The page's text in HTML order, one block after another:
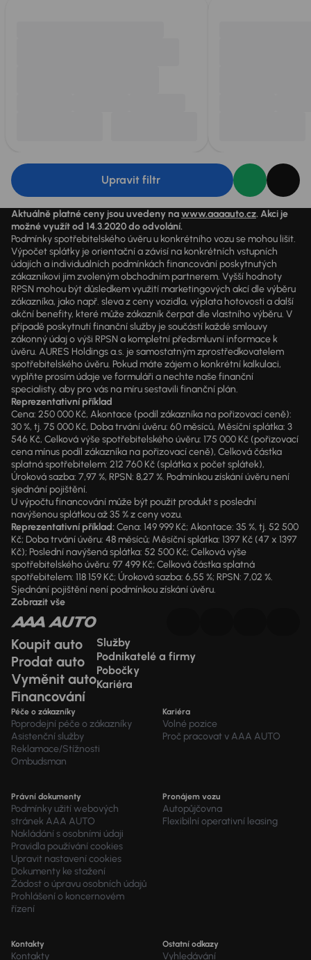
Upravit filtr
Aktuálně platné ceny jsou uvedeny nawww.aaaauto.cz. Akci je
možné využít od 14.3.2020 do odvolání.
Podmínky spotřebitelského úvěru u konkrétního vozu se mohou lišit.
Výpočet splátky je orientační a závisí na konkrétních vstupních
údajích a individuálních podmínkách financování poskytnutých
zákazníkovi jim zvoleným obchodním partnerem. Vyšší hodnoty
RPSN mohou být důsledkem využití marketingových akcí dle výběru
zákazníka, jako např. sleva z ceny vozidla, výplata hotovosti a další
akční benefity, které může zákazník čerpat dle vlastního výběru. V
případě poskytnutí finanční služby je součástí každé smlouvy
zákonný údaj o výši RPSN a kompletní předsmluvní informace k
úvěru. AURES Holdings a.s. je samostatným zprostředkovatelem
spotřebitelského úvěru. Pokud máte zájem o konkrétní kalkulaci,
vyplňte prosím údaje ve formuláři a nechte naše finanční
specialisty, aby pro vás na míru sestavili finanční plán.
Reprezentativní příklad
Cena: 250 000 Kč, Akontace (podíl zákazníka na pořizovací ceně):
30 %, tj. 75 000 Kč, Doba trvání úvěru: 60 měsíců, Měsíční splátka: 3
546 Kč, Celková výše spotřebitelského úvěru: 175 000 Kč (pořizovací
cena mínus podíl zákazníka na pořizovací ceně), Celková částka
splatná spotřebitelem: 212 760 Kč (splátka x počet splátek),
Úroková sazba: 7,97 %, RPSN: 8,27 %. Podmínkou získání úvěru není
sjednání pojištění.
U výpočtu financování může být použit produkt s poslední
navýšenou splátkou až 35 % z ceny vozu.
Reprezentativní příklad:Cena: 149 999 Kč; Akontace: 35 %, tj. 52 500
Kč; Doba trvání úvěru: 48 měsíců; Měsíční splátka: 1397 Kč (47 x 1397
Kč); Poslední navýšená splátka: 52 500 Kč; Celková výše
spotřebitelského úvěru: 97 499 Kč; Celková částka splatná
spotřebitelem: 118 159 Kč; Úroková sazba: 6,55 %; RPSN: 7,02 %.
Sjednání pojištění není podmínkou získání úvěru.
Zobrazit vše
Koupit auto
Prodat auto
Vyměnit auto
Financování
Služby
Podnikatelé a firmy
Pobočky
Kariéra
Péče o zákazníky
Poprodejní péče o zákazníky
Asistenční služby
Reklamace/Stížnosti
Ombudsman
Kariéra
Volné pozice
Proč pracovat v AAA AUTO
Právní dokumenty
Podmínky užití webových
stránek AAA AUTO
Nakládání s osobními údaji
Pravidla používání cookies
Upravit nastavení cookies
Dokumenty ke stažení
Žádost o úpravu osobních údajů
Prohlášení o koncernovém
řízení
Pronájem vozu
Autopůjčovna
Flexibilní operativní leasing
Kontakty
Kontakty
Ostatní odkazy
Vyhledávání